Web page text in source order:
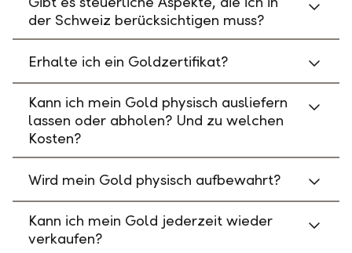
der Schweiz berücksichtigen muss?
Erhalte ich ein Goldzertifikat?
Kann ich mein Gold physisch ausliefern
lassen oder abholen? Und zu welchen
Kosten?
Wird mein Gold physisch aufbewahrt?
Kann ich mein Gold jederzeit wieder
verkaufen?